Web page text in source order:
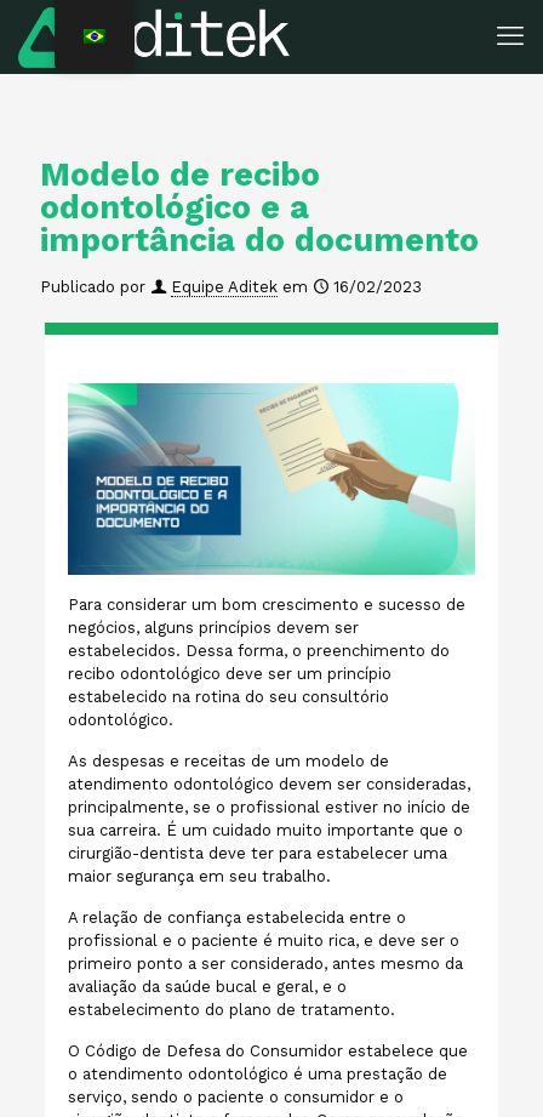
Modelo de recibo
odontológico e a
importância do documento
Publicado por Equipe Aditek em 16/02/2023
Para considerar um bom crescimento e sucesso de
negócios, alguns princípios devem ser
estabelecidos. Dessa forma, o preenchimento do
recibo odontológico deve ser um princípio
estabelecido na rotina do seu consultório
odontológico.
As despesas e receitas de um modelo de
atendimento odontológico devem ser consideradas,
principalmente, se o profissional estiver no início de
sua carreira. É um cuidado muito importante que o
cirurgião-dentista deve ter para estabelecer uma
maior segurança em seu trabalho.
A relação de confiança estabelecida entre o
profissional e o paciente é muito rica, e deve ser o
primeiro ponto a ser considerado, antes mesmo da
avaliação da saúde bucal e geral, e o
estabelecimento do plano de tratamento.
O Código de Defesa do Consumidor estabelece que
o atendimento odontológico é uma prestação de
serviço, sendo o paciente o consumidor e o